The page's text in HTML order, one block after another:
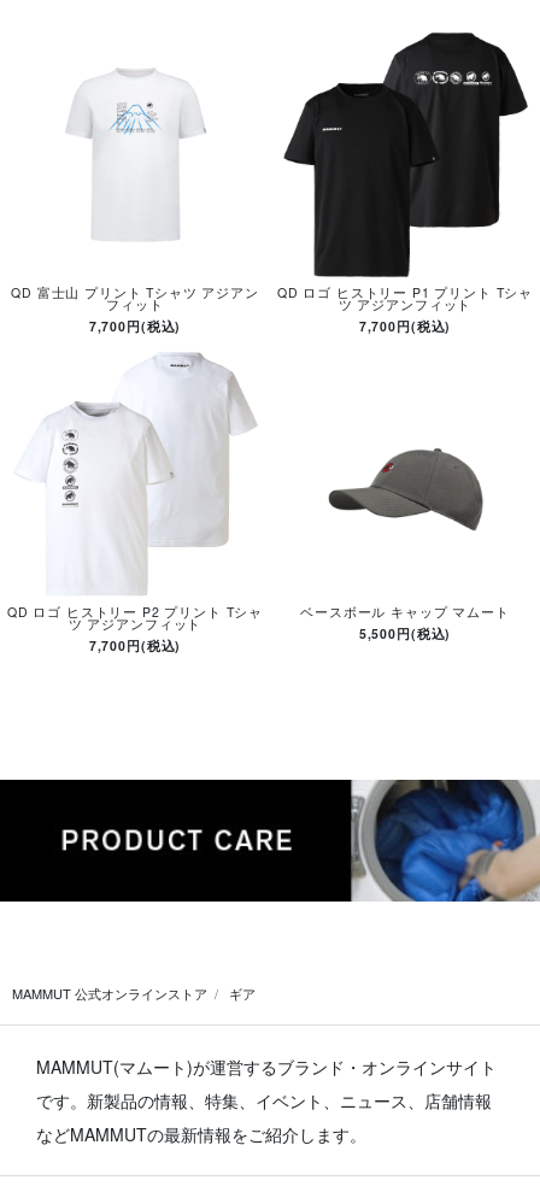
QD 富士山 プリント Tシャツ アジアン
フィット
7,700円(税込)
QD ロゴ ヒストリー P1 プリント Tシャ
ツ アジアンフィット
7,700円(税込)
QD ロゴ ヒストリー P2 プリント Tシャ
ツ アジアンフィット
7,700円(税込)
ベースボール キャップ マムート
5,500円(税込)
MAMMUT 公式オンラインストア ギア
MAMMUT(マムート)が運営するブランド・オンラインサイト
です。 新製品の情報、特集、イベント、ニュース、店舗情報
などMAMMUTの最新情報をご紹介します。